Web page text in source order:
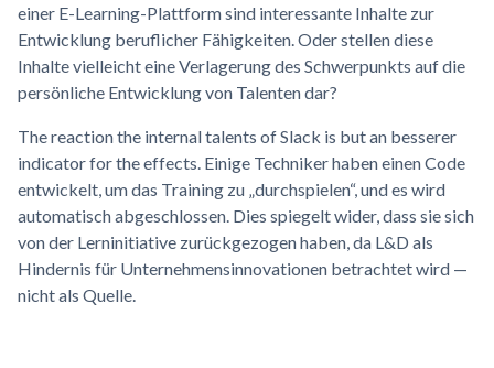
einer E-Learning-Plattform sind interessante Inhalte zur
Entwicklung beruflicher Fähigkeiten. Oder stellen diese
Inhalte vielleicht eine Verlagerung des Schwerpunkts auf die
persönliche Entwicklung von Talenten dar?
The reaction the internal talents of Slack is but an besserer
indicator for the effects. Einige Techniker haben einen Code
entwickelt, um das Training zu „durchspielen“, und es wird
automatisch abgeschlossen. Dies spiegelt wider, dass sie sich
von der Lerninitiative zurückgezogen haben, da L&D als
Hindernis für Unternehmensinnovationen betrachtet wird —
nicht als Quelle.